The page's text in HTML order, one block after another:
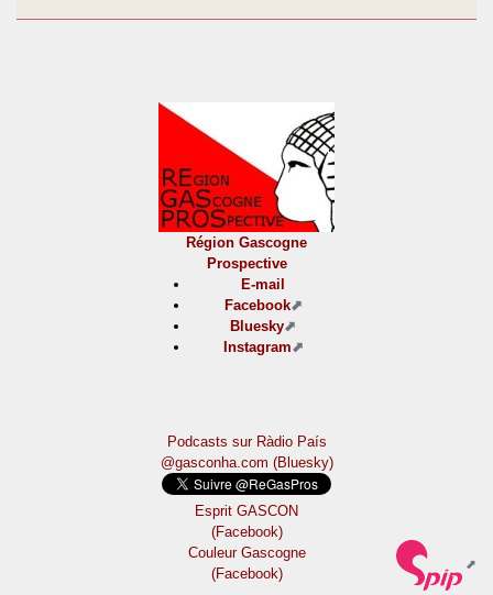
Région Gascogne
Prospective
E-mail
Facebook
Bluesky
Instagram
Podcasts sur Ràdio País
@gasconha.com (Bluesky)
Esprit GASCON
(Facebook)
Couleur Gascogne
(Facebook)